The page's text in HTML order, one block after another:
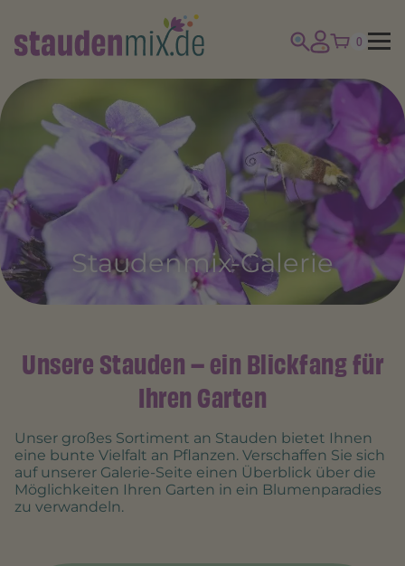
0
Staudenmix-Galerie
Unsere Stauden – ein Blickfang für
Ihren Garten
Unser großes Sortiment an Stauden bietet Ihnen
eine bunte Vielfalt an Pflanzen. Verschaffen Sie sich
auf unserer Galerie-Seite einen Überblick über die
Möglichkeiten Ihren Garten in ein Blumenparadies
zu verwandeln.